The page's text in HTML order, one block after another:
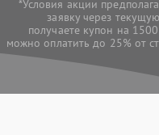
*Условия акции
заявку через
получаете купон на
можно оплатить до 25% от